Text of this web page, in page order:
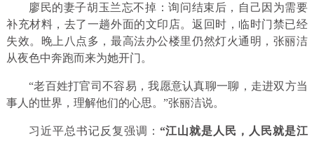
廖民的妻子胡玉兰忘不掉：询问结束后，自己因为需要
补充材料，去了一趟外面的文印店。返回时，临时门禁已经
失效。晚上八点多，最高法办公楼里仍然灯火通明，张丽洁
从夜色中奔跑而来为她开门。
“老百姓打官司不容易，我愿意认真聊一聊，走进双方当
事人的世界，理解他们的心思。”张丽洁说。
习近平总书记反复强调： “江山就是人民，人民就是江